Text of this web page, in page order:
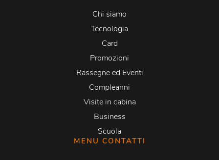
Chi siamo
Tecnologia
Card
Promozioni
Rassegne ed Eventi
Compleanni
Visite in cabina
Business
Scuola
MENU CONTATTI